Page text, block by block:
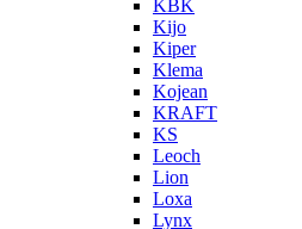
KBK
Kijo
Kiper
Klema
Kojean
KRAFT
KS
Leoch
Lion
Loxa
Lynx